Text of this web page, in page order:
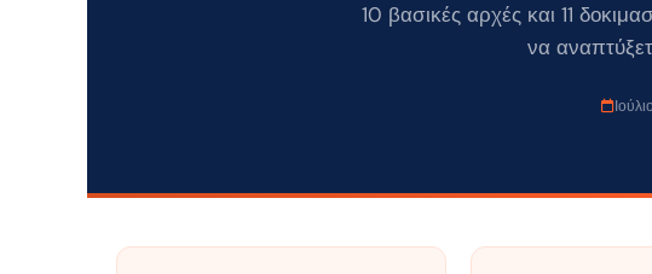
10 βασικές αρχές και 11
να